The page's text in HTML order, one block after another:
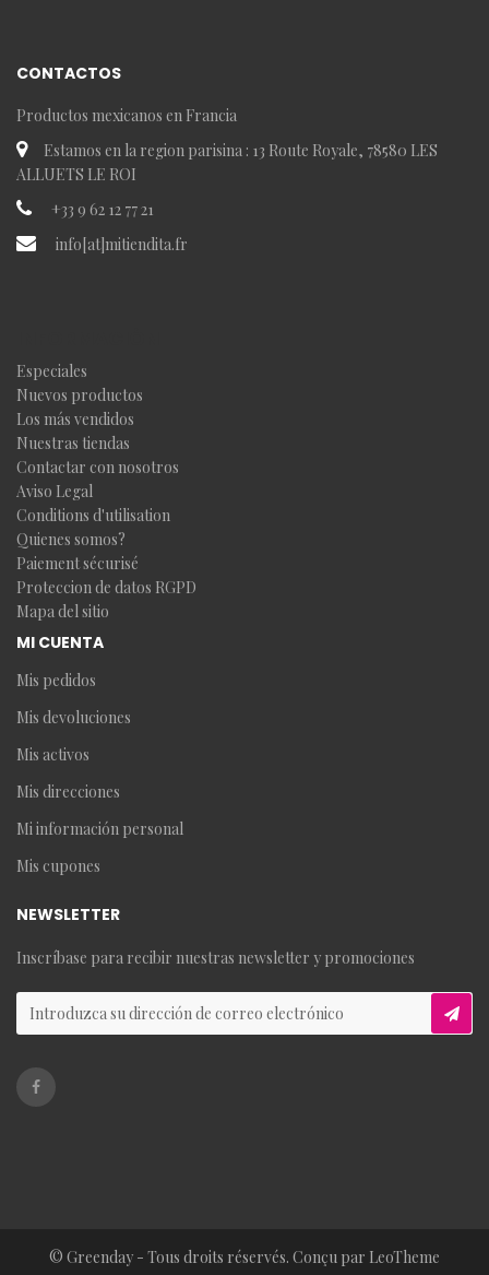
CONTACTOS
Productos mexicanos en Francia
Estamos en la region parisina : 13 Route Royale, 78580 LES
ALLUETS LE ROI
+33 9 62 12 77 21
info[at]mitiendita.fr
Especiales
Nuevos productos
Los más vendidos
Nuestras tiendas
Contactar con nosotros
Aviso Legal
Conditions d'utilisation
Quienes somos?
Paiement sécurisé
Proteccion de datos RGPD
Mapa del sitio
MI CUENTA
Mis pedidos
Mis devoluciones
Mis activos
Mis direcciones
Mi información personal
Mis cupones
NEWSLETTER
Inscríbase para recibir nuestras newsletter y promociones
© Greenday - Tous droits réservés. Conçu par LeoTheme